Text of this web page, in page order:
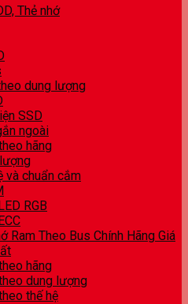
Thẻ nhớ
dung lượng
SSD
ngoài
hãng
và chuẩn cắm
RGB
Ram Theo Bus Chính Hãng Giá
hãng
dung lượng
thế hệ